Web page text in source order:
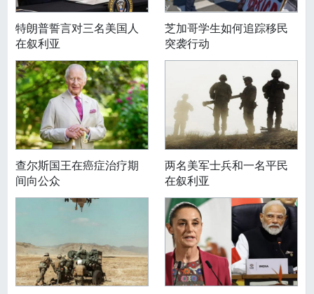
特朗普誓言对三名美国人
在叙利亚
芝加哥学生如何追踪移民
突袭行动
查尔斯国王在癌症治疗期
间向公众
两名美军士兵和一名平民
在叙利亚